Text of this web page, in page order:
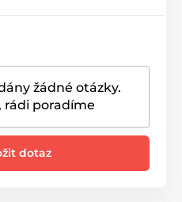
žádné otázky.
rádi poradíme
dotaz